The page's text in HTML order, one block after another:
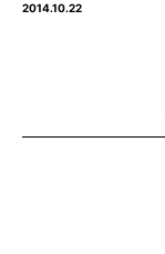
2014.10.22